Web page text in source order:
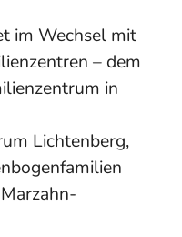
im Wechsel mit
– dem
in
Lichtenberg,